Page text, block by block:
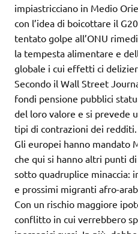
impiastricciano in Medio
con l’idea di boicottare il
tentato golpe all’ONU
la tempesta alimentare e
globale i cui effetti ci
Secondo il Wall Street
fondi pensione pubblici
del loro valore e si prevede
tipi di contrazioni dei redditi.
Gli europei hanno mandato
che qui si hanno altri punti
sotto quadruplice minaccia:
e prossimi migranti afro-
Con un rischio maggiore
conflitto in cui verrebbero